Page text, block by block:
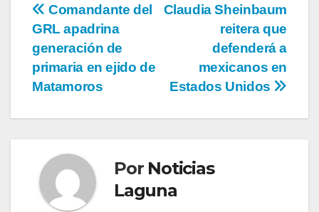
Navegación
de
entradas
Claudia Sheinbaum
reitera que
defenderá a
mexicanos en
Estados Unidos
Comandante del
GRL apadrina
generación de
primaria en ejido de
Matamoros
Por Noticias
Laguna